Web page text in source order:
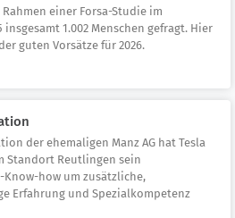
einer Forsa-Studie im
insgesamt 1.002 Menschen gefragt. Hier
guten Vorsätze für 2026.
der ehemaligen Manz AG hat Tesla
Standort Reutlingen sein
Know-how um zusätzliche,
Erfahrung und Spezialkompetenz